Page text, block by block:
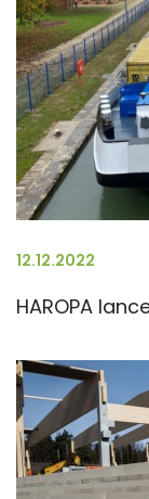
12.12.2022
HAROPA